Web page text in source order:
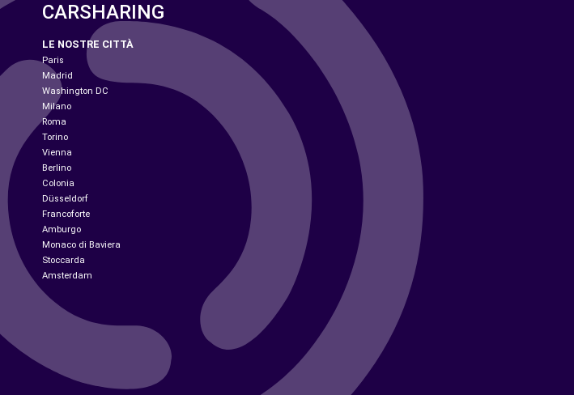
CARSHARING
LE NOSTRE CITTÀ
Paris
Madrid
Washington DC
Milano
Roma
Torino
Vienna
Berlino
Colonia
Düsseldorf
Francoforte
Amburgo
Monaco di Baviera
Stoccarda
Amsterdam